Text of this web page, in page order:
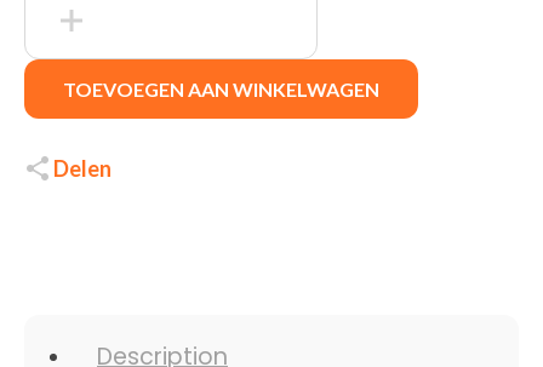
TOEVOEGEN AAN WINKELWAGEN
Delen
Description